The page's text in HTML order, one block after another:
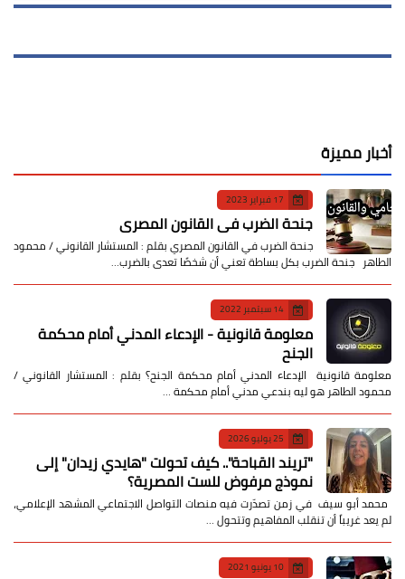
أخبار مميزة
17 فبراير 2023
جنحة الضرب في القانون المصري
جنحة الضرب في القانون المصري بقلم : المستشار القانوني / محمود
الطاهر جنحة الضرب بكل بساطة تعني أن شخصًا تعدى بالضرب…
14 سبتمبر 2022
معلومة قانونية - الإدعاء المدني أمام محكمة
الجنح
معلومة قانونية الإدعاء المدني أمام محكمة الجنح؟ بقلم : المستشار القانوني /
محمود الطاهر هو ليه بندعي مدني أمام محكمة …
25 يوليو 2026
​"تريند القباحة".. كيف تحولت "هايدي زيدان" إلى
نموذج مرفوض للست المصرية؟
​ محمد أبو سيف ​في زمن تصدّرت فيه منصات التواصل الاجتماعي المشهد الإعلامي،
لم يعد غريباً أن تنقلب المفاهيم وتتحول …
10 يونيو 2021